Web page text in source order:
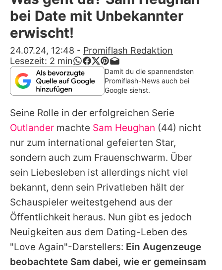
Alle Themen auf Promiflash
App runterladen
Team
Redaktionelle Richtlinien
Impressum
Datenschutzerklärung
Nutzungsbedingungen
Utiq verwalten
bei Date mit Unbekannter
erwischt!
24.07.24, 12:48 - Promiflash Redaktion
Lesezeit: 2 min
Damit du die spannendsten
Promiflash-News auch bei
Google siehst.
Seine Rolle in der erfolgreichen Serie
Outlander machte Sam Heughan (44) nicht
nur zum international gefeierten Star,
sondern auch zum Frauenschwarm. Über
sein Liebesleben ist allerdings nicht viel
bekannt, denn sein Privatleben hält der
Schauspieler weitestgehend aus der
Öffentlichkeit heraus. Nun gibt es jedoch
Neuigkeiten aus dem Dating-Leben des
"Love Again"-Darstellers: Ein Augenzeuge
beobachtete Sam dabei, wie er gemeinsam